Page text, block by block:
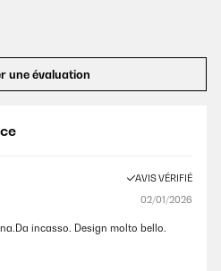
une évaluation
AVIS VÉRIFIÉ
02/01/2026
incasso. Design molto bello.